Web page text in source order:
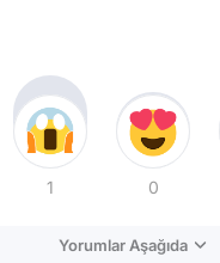
1 0
Yorumlar Aşağıda